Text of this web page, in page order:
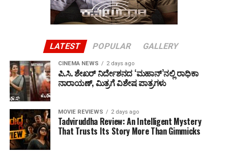
LATEST POPULAR GALLERY
CINEMA NEWS 2 days ago
ಪಿ.ಸಿ. ಶೇಖರ್ ನಿರ್ದೇಶನದ ‘ಮಹಾನ್’ನಲ್ಲಿ ರಾಧಿಕಾ
ನಾರಾಯಣ್, ಮಿತ್ರಗೆ ವಿಶೇಷ ಪಾತ್ರಗಳು
MOVIE REVIEWS 2 days ago
Tadviruddha Review: An Intelligent Mystery
That Trusts Its Story More Than Gimmicks